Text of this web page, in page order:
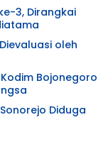
3, Dirangkai
oleh
Bojonegoro
Diduga